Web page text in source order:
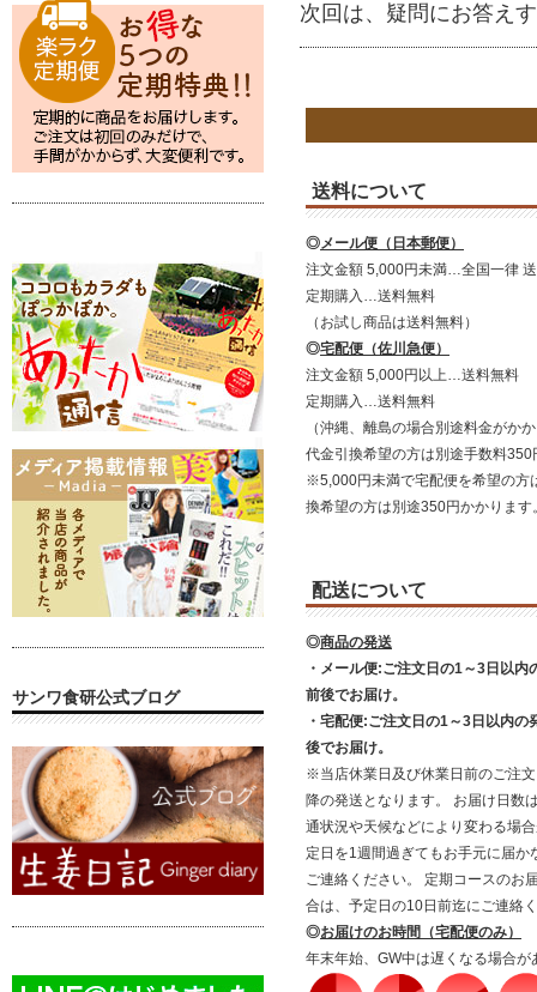
次回は、疑問にお答え
送料について
◎メール便（日本郵便）
注文金額 5,000円未満…全国一律
定期購入…送料無料
（お試し商品は送料無料）
◎宅配便（佐川急便）
注文金額 5,000円以上…送料無料
定期購入…送料無料
（沖縄、離島の場合別途料金がか
代金引換希望の方は別途手数料
※5,000円未満で宅配便を希望の方
換希望の方は別途350円かかります
配送について
◎商品の発送
・メール便:ご注文日の1～3日以内
前後でお届け。
・宅配便:ご注文日の1～3日以内の
後でお届け。
※当店休業日及び休業日前のご注
降の発送となります。 お届け日数
通状況や天候などにより変わる場
定日を1週間過ぎてもお手元に届か
ご連絡ください。 定期コースのお
合は、予定日の10日前迄にご連絡
◎お届けのお時間（宅配便のみ）
年末年始、GW中は遅くなる場合が
サンワ食研公式ブログ